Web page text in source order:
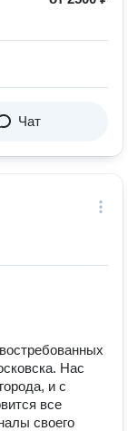
Чат
Нас
и с
все
своего